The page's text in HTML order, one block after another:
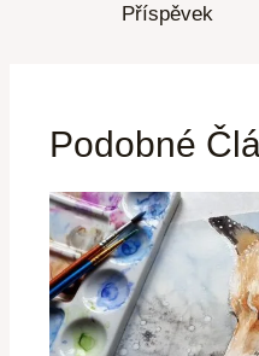
Příspěvek
Podobné